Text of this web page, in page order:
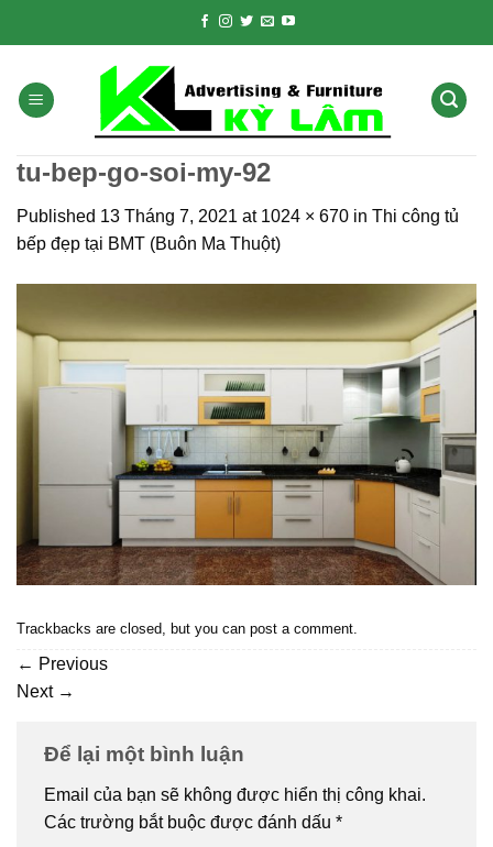
tu-bep-go-soi-my-92
Published 13 Tháng 7, 2021 at 1024 × 670 in Thi công tủ
bếp đẹp tại BMT (Buôn Ma Thuột)
Trackbacks are closed, but you can post a comment.
← Previous
Next →
Để lại một bình luận
Email của bạn sẽ không được hiển thị công khai.
Các trường bắt buộc được đánh dấu *